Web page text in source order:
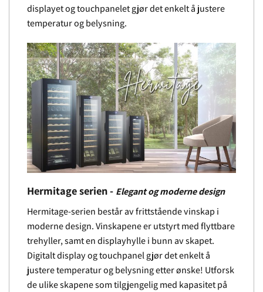
displayet og touchpanelet gjør det enkelt å justere
temperatur og belysning.
Hermitage serien - Elegant og moderne design
Hermitage-serien består av frittstående vinskap i
moderne design. Vinskapene er utstyrt med flyttbare
trehyller, samt en displayhylle i bunn av skapet.
Digitalt display og touchpanel gjør det enkelt å
justere temperatur og belysning etter ønske! Utforsk
de ulike skapene som tilgjengelig med kapasitet på